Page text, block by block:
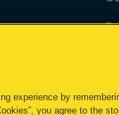
experience by
you agree to the